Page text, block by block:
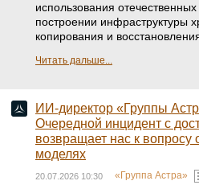
использования
построении инфраструктуры
копирования и
Читать дальше...
ИИ-директор «Группы
Очередной инцидент с
возвращает нас к вопросу
моделях
20.07.2026 10:30 «Группа Астра»